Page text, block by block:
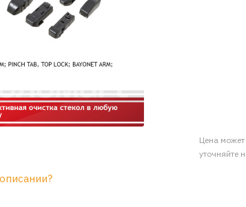
Цена
уточняйте